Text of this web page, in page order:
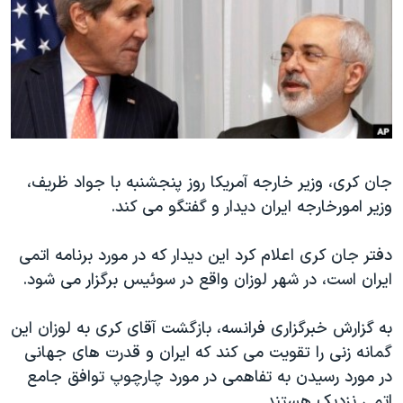
فرهنگ و زندگی
حقوق شهروندی
اقتصادی
علم و فناوری
گالری عکس
آرشیو پخش زنده
مستندها
انتخابات ریاست جمهوری آمریکا ۲۰۲۴
حمله جمهوری اسلامی به اسرائیل
رمز مهسا
اعتراضات زن، زندگی، آزادی
مجموعه مستندهای دادخواهی
دادگاه حمید نوری
قانون شفافیت دارائی کادر رهبری ایران
اعتراضات مردمی آبان ۹۸
دنبال کنید
زبانهای مختلف
جان کری، وزیر خارجه آمریکا روز پنجشنبه با جواد ظریف،
وزیر امورخارجه ایران دیدار و گفتگو می کند.
دفتر جان کری اعلام کرد این دیدار که در مورد برنامه اتمی
ایران است، در شهر لوزان واقع در سوئیس برگزار می شود.
به گزارش خبرگزاری فرانسه، بازگشت آقای کری به لوزان این
گمانه زنی را تقویت می کند که ایران و قدرت های جهانی
در مورد رسیدن به تفاهمی در مورد چارچوپ توافق جامع